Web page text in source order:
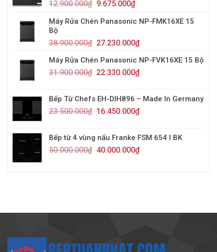
12.900.000₫ 9.675.000₫
Máy Rửa Chén Panasonic NP-FMK16XE 15
Bộ
38.900.000₫ 27.230.000₫
Máy Rửa Chén Panasonic NP-FVK16XE 15 Bộ
31.900.000₫ 22.330.000₫
Bếp Từ Chefs EH-DIH896 – Made In Germany
23.500.000₫ 16.450.000₫
Bếp từ 4 vùng nấu Franke FSM 654 I BK
50.000.000₫ 40.000.000₫